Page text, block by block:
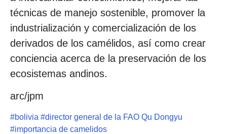
técnicas de manejo sostenible, promover la
industrialización y comercialización de los
derivados de los camélidos, así como crear
conciencia acerca de la preservación de los
ecosistemas andinos.
arc/jpm
#bolivia #director general de la FAO Qu Dongyu
#importancia de camelidos